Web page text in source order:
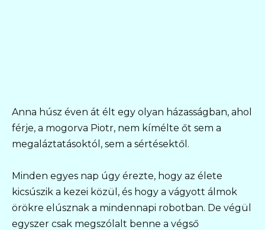
Anna húsz éven át élt egy olyan házasságban, ahol
férje, a mogorva Piotr, nem kímélte őt sem a
megaláztatásoktól, sem a sértésektől.
Minden egyes nap úgy érezte, hogy az élete
kicsúszik a kezei közül, és hogy a vágyott álmok
örökre elúsznak a mindennapi robotban. De végül
egyszer csak megszólalt benne a végső